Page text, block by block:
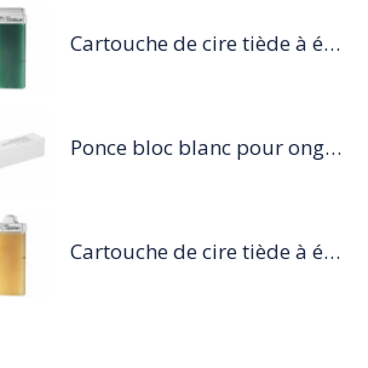
Cartouche de cire tiède à épiler 100ml vert
Ponce bloc blanc pour ongles
Cartouche de cire tiède à épiler 100ml miel